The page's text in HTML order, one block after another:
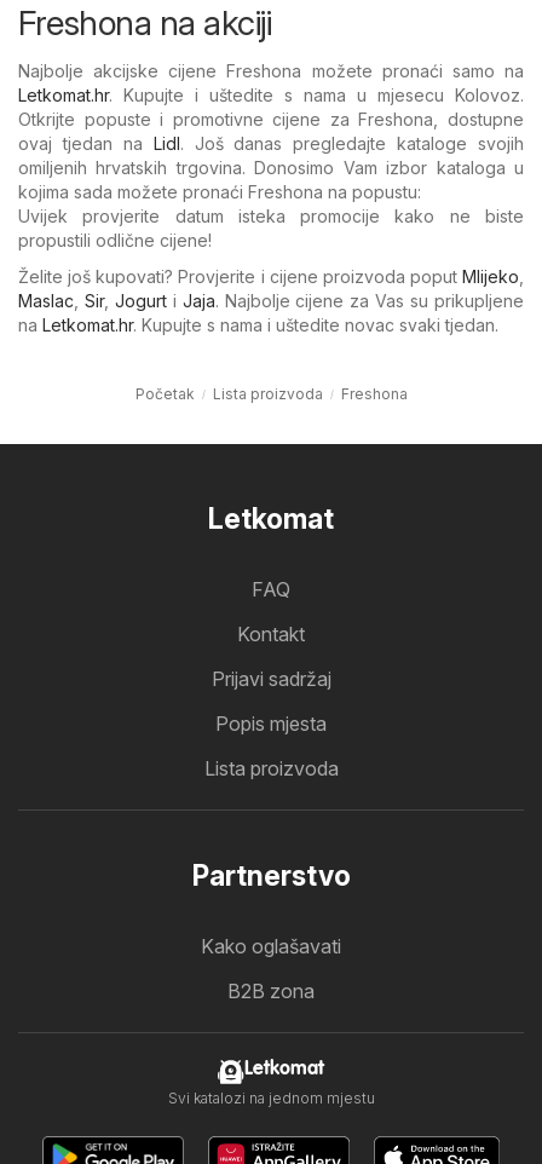
Freshona na akciji
Najbolje akcijske cijene Freshona možete pronaći samo na
Letkomat.hr. Kupujte i uštedite s nama u mjesecu Kolovoz.
Otkrijte popuste i promotivne cijene za Freshona, dostupne
ovaj tjedan na Lidl. Još danas pregledajte kataloge svojih
omiljenih hrvatskih trgovina. Donosimo Vam izbor kataloga u
kojima sada možete pronaći Freshona na popustu:
Uvijek provjerite datum isteka promocije kako ne biste
propustili odlične cijene!
Želite još kupovati? Provjerite i cijene proizvoda poput Mlijeko
Maslac Sir, Jogurti Jaja. Najbolje cijene za Vas su prikupljene
na Letkomat.hr. Kupujte s nama i uštedite novac svaki tjedan.
Početak Lista proizvoda Freshona
Letkomat
FAQ
Kontakt
Prijavi sadržaj
Popis mjesta
Lista proizvoda
Partnerstvo
Kako oglašavati
B2B zona
Letkomat
Svi katalozi na jednom mjestu